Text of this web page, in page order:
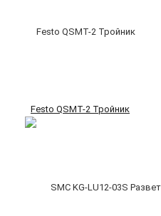
Festo QSMT-2 Тройник